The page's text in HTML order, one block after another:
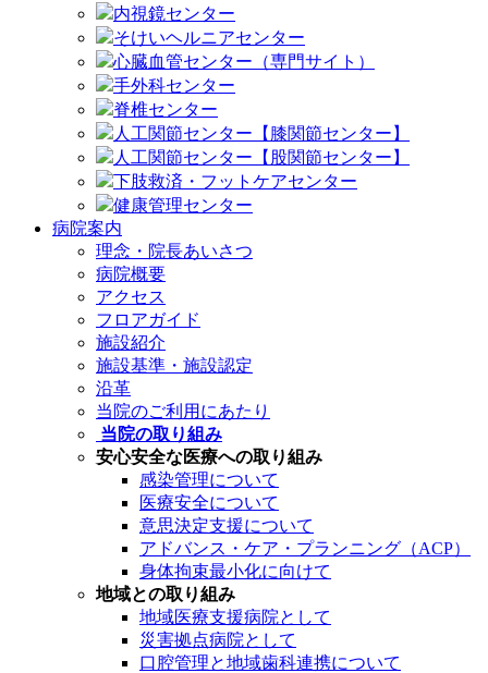
内視鏡センター
そけいヘルニアセンター
心臓血管センター（専門サイト）
手外科センター
脊椎センター
人工関節センター【膝関節センター】
人工関節センター【股関節センター】
下肢救済・フットケアセンター
健康管理センター
病院案内
理念・院長あいさつ
病院概要
アクセス
フロアガイド
施設紹介
施設基準・施設認定
沿革
当院のご利用にあたり
当院の取り組み
安心安全な医療への取り組み
感染管理について
医療安全について
意思決定支援について
アドバンス・ケア・プランニング（ACP）
身体拘束最小化に向けて
地域との取り組み
地域医療支援病院として
災害拠点病院として
口腔管理と地域歯科連携について